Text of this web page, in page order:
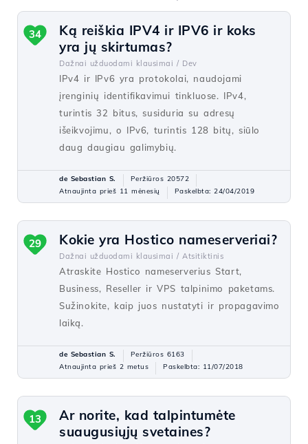
Ką reiškia IPV4 ir IPV6 ir koks
yra jų skirtumas?
Dažnai užduodami klausimai / Dev
IPv4 ir IPv6 yra protokolai, naudojami
įrenginių identifikavimui tinkluose. IPv4,
turintis 32 bitus, susiduria su adresų
išeikvojimu, o IPv6, turintis 128 bitų, siūlo
daug daugiau galimybių.
34
de Sebastian S.
Peržiūros 20572
Atnaujinta prieš 11 mėnesių
Paskelbta: 24/04/2019
Kokie yra Hostico nameserveriai?
Dažnai užduodami klausimai / Atsitiktinis
Atraskite Hostico nameserverius Start,
Business, Reseller ir VPS talpinimo paketams.
Sužinokite, kaip juos nustatyti ir propagavimo
laiką.
29
de Sebastian S.
Peržiūros 6163
Atnaujinta prieš 2 metus
Paskelbta: 11/07/2018
Ar norite, kad talpintumėte
suaugusiųjų svetaines?
13